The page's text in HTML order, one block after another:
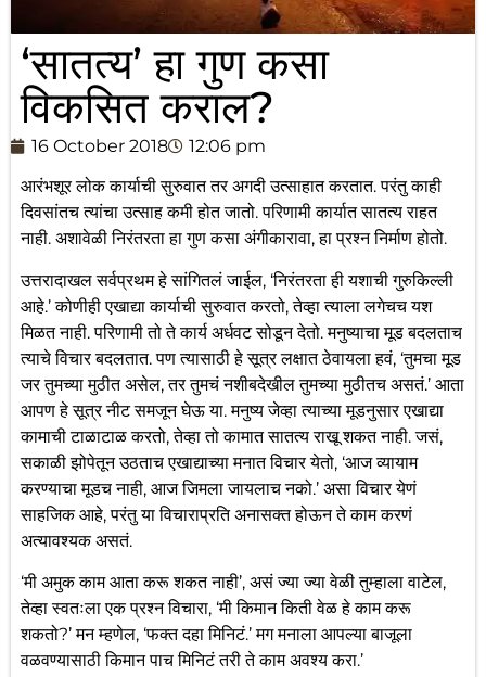
‘सातत्य’ हा गुण कसा
विकसित कराल?
16 October 2018
12:06 pm
आरंभशूर लोक कार्याची सुरुवात तर अगदी उत्साहात करतात. परंतु काही
दिवसांतच त्यांचा उत्साह कमी होत जातो. परिणामी कार्यात सातत्य राहत
नाही. अशावेळी निरंतरता हा गुण कसा अंगीकारावा, हा प्रश्न निर्माण होतो.
उत्तरादाखल सर्वप्रथम हे सांगितलं जाईल, ‘निरंतरता ही यशाची गुरुकिल्ली
आहे.’ कोणीही एखाद्या कार्याची सुरुवात करतो, तेव्हा त्याला लगेचच यश
मिळत नाही. परिणामी तो ते कार्य अर्धवट सोडून देतो. मनुष्याचा मूड बदलताच
त्याचे विचार बदलतात. पण त्यासाठी हे सूत्र लक्षात ठेवायला हवं, ‘तुमचा मूड
जर तुमच्या मुठीत असेल, तर तुमचं नशीबदेखील तुमच्या मुठीतच असतं.’ आता
आपण हे सूत्र नीट समजून घेऊ या. मनुष्य जेव्हा त्याच्या मूडनुसार एखाद्या
कामाची टाळाटाळ करतो, तेव्हा तो कामात सातत्य राखू शकत नाही. जसं,
सकाळी झोपेतून उठताच एखाद्याच्या मनात विचार येतो, ‘आज व्यायाम
करण्याचा मूडच नाही, आज जिमला जायलाच नको.’ असा विचार येणं
साहजिक आहे, परंतु या विचाराप्रति अनासक्त होऊन ते काम करणं
अत्यावश्यक असतं.
‘मी अमुक काम आता करू शकत नाही’, असं ज्या ज्या वेळी तुम्हाला वाटेल,
तेव्हा स्वतःला एक प्रश्न विचारा, ‘मी किमान किती वेळ हे काम करू
शकतो?’ मन म्हणेल, ‘फक्त दहा मिनिटं.’ मग मनाला आपल्या बाजूला
वळवण्यासाठी किमान पाच मिनिटं तरी ते काम अवश्य करा.’